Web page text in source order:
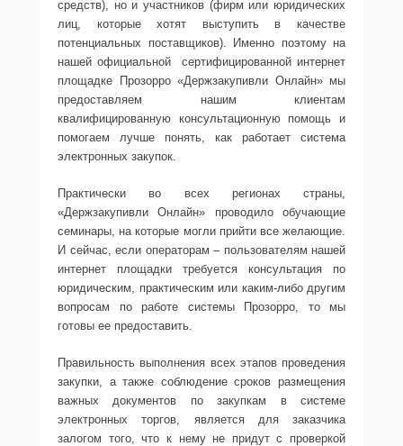
средств), но и участников (фирм или юридических
лиц, которые хотят выступить в качестве
потенциальных поставщиков). Именно поэтому на
нашей официальной сертифицированной интернет
площадке Прозорро «Держзакупивли Онлайн» мы
предоставляем нашим клиентам
квалифицированную консультационную помощь и
помогаем лучше понять, как работает система
электронных закупок.
Практически во всех регионах страны,
«Держзакупивли Онлайн» проводило обучающие
семинары, на которые могли прийти все желающие.
И сейчас, если операторам – пользователям нашей
интернет площадки требуется консультация по
юридическим, практическим или каким-либо другим
вопросам по работе системы Прозорро, то мы
готовы ее предоставить.
Правильность выполнения всех этапов проведения
закупки, а также соблюдение сроков размещения
важных документов по закупкам в системе
электронных торгов, является для заказчика
залогом того, что к нему не придут с проверкой